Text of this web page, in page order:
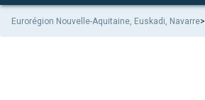
Eurorégion Nouvelle-Aquitaine, Euskadi, Navarre>